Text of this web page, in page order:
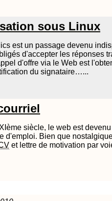
sous Linux
est un passage devenu
d'accepter les réponses
d'offre via le Web est
du signataire…...
siècle, le web est
d'emploi. Bien que
et lettre de motivation par